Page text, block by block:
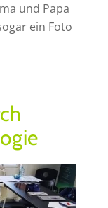
und Papa
ein Foto